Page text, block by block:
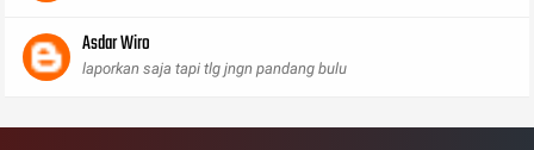
Asdar Wiro
laporkan saja tapi tlg jngn pandang bulu